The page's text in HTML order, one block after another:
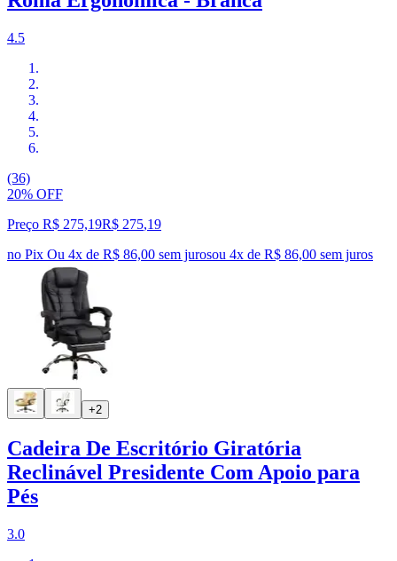
4.5
(36)
20% OFF
Preço R$ 275,19R$ 275,19
no Pix Ou 4x de R$ 86,00 sem jurosou 4x de R$ 86,00 sem juros
+2
Cadeira De Escritório Giratória
Reclinável Presidente Com Apoio para
Pés
3.0